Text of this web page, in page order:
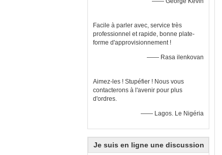
Facile à parler avec, service très
professionnel et rapide, bonne plate-
forme d'approvisionnement !
—— Rasa ilenkovan
Aimez-les ! Stupéfier ! Nous vous
contacterons à l'avenir pour plus
d'ordres.
—— Lagos. Le Nigéria
Je suis en ligne une discussion